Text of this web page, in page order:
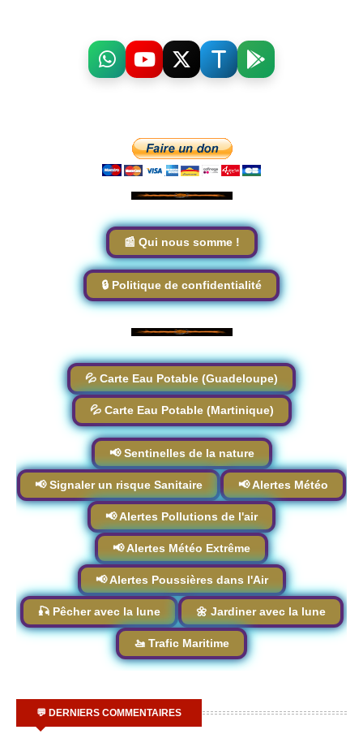
📰 Qui nous somme !
🔒 Politique de confidentialité
💦 Carte Eau Potable (Guadeloupe)
💦 Carte Eau Potable (Martinique)
📢 Sentinelles de la nature
📢 Signaler un risque Sanitaire 📢 Alertes Météo
📢 Alertes Pollutions de l'air
📢 Alertes Météo Extrême
📢 Alertes Poussières dans l'Air
🎣 Pêcher avec la lune 🌼 Jardiner avec la lune
🚤 Trafic Maritime
💬 DERNIERS COMMENTAIRES